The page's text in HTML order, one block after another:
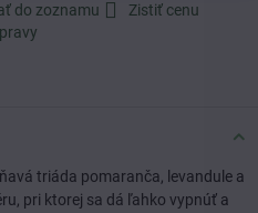
do zoznamu
Zistiť cenu
triáda pomaranča, levandule a
pri ktorej sa dá ľahko vypnúť a